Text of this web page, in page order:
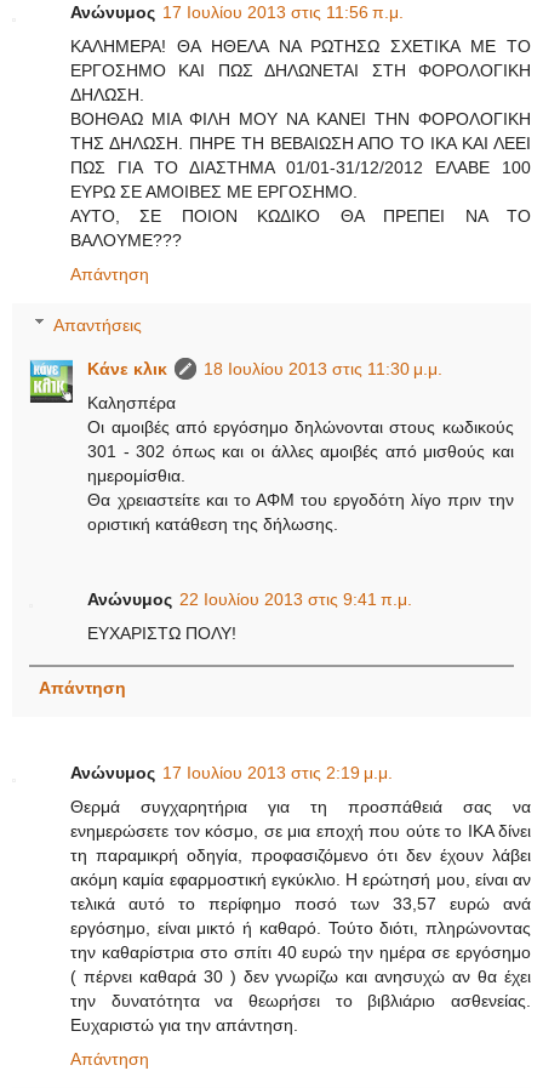
Ανώνυμος 17 Ιουλίου 2013 στις 11:56 π.μ.
ΚΑΛΗΜΕΡΑ! ΘΑ ΗΘΕΛΑ ΝΑ ΡΩΤΗΣΩ ΣΧΕΤΙΚΑ ΜΕ ΤΟ
ΕΡΓΟΣΗΜΟ ΚΑΙ ΠΩΣ ΔΗΛΩΝΕΤΑΙ ΣΤΗ ΦΟΡΟΛΟΓΙΚΗ
ΔΗΛΩΣΗ.
ΒΟΗΘΑΩ ΜΙΑ ΦΙΛΗ ΜΟΥ ΝΑ ΚΑΝΕΙ ΤΗΝ ΦΟΡΟΛΟΓΙΚΗ
ΤΗΣ ΔΗΛΩΣΗ. ΠΗΡΕ ΤΗ ΒΕΒΑΙΩΣΗ ΑΠΟ ΤΟ ΙΚΑ ΚΑΙ ΛΕΕΙ
ΠΩΣ ΓΙΑ ΤΟ ΔΙΑΣΤΗΜΑ 01/01-31/12/2012 ΕΛΑΒΕ 100
ΕΥΡΩ ΣΕ ΑΜΟΙΒΕΣ ΜΕ ΕΡΓΟΣΗΜΟ.
ΑΥΤΟ, ΣΕ ΠΟΙΟΝ ΚΩΔΙΚΟ ΘΑ ΠΡΕΠΕΙ ΝΑ ΤΟ
ΒΑΛΟΥΜΕ???
Απάντηση
Απαντήσεις
Κάνε κλικ
18 Ιουλίου 2013 στις 11:30 μ.μ.
Καλησπέρα
Οι αμοιβές από εργόσημο δηλώνονται στους κωδικούς
301 - 302 όπως και οι άλλες αμοιβές από μισθούς και
ημερομίσθια.
Θα χρειαστείτε και το ΑΦΜ του εργοδότη λίγο πριν την
οριστική κατάθεση της δήλωσης.
Ανώνυμος 22 Ιουλίου 2013 στις 9:41 π.μ.
ΕΥΧΑΡΙΣΤΩ ΠΟΛΥ!
Απάντηση
Ανώνυμος 17 Ιουλίου 2013 στις 2:19 μ.μ.
Θερμά συγχαρητήρια για τη προσπάθειά σας να
ενημερώσετε τον κόσμο, σε μια εποχή που ούτε το ΙΚΑ δίνει
τη παραμικρή οδηγία, προφασιζόμενο ότι δεν έχουν λάβει
ακόμη καμία εφαρμοστική εγκύκλιο. Η ερώτησή μου, είναι αν
τελικά αυτό το περίφημο ποσό των 33,57 ευρώ ανά
εργόσημο, είναι μικτό ή καθαρό. Τούτο διότι, πληρώνοντας
την καθαρίστρια στο σπίτι 40 ευρώ την ημέρα σε εργόσημο
( πέρνει καθαρά 30 ) δεν γνωρίζω και ανησυχώ αν θα έχει
την δυνατότητα να θεωρήσει το βιβλιάριο ασθενείας.
Ευχαριστώ για την απάντηση.
Απάντηση